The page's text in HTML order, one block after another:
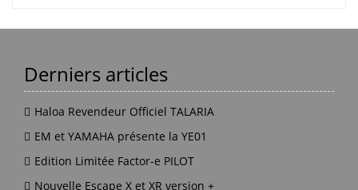
Derniers articles
Haloa Revendeur Officiel TALARIA
EM et YAMAHA présente la YE01
Edition Limitée Factor-e PILOT
Nouvelle Escape X et XR version +